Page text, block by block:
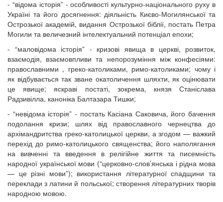
- “відома історія” - особливості культурно-національного руху в
Україні та його досягнення: діяльність Києво-Могилянської та
Острозької академій, видання Острозької біблії, постать Петра
Могили та величезний інтелектуальний потенціал епохи;
- “маловідома історія” - кризові явища в церкві, розвиток,
взаємодія, взаємовпливи та непорозуміння між конфесіями:
православними , греко-католиками, римо-католиками; чому і
як відбувається так зване окатоличення шляхти, як оцінювати
це явище; яскраві постаті, зокрема, князя Станіслава
Радзивілла, каноніка Балтазара Тишки;
- “невідома історія” - постать Касіана Саковича, його бачення
подолання кризи; шлях від православного чернецтва до
архімандритства греко-католицької церкви, а згодом — важкий
перехід до римо-католицького священства; його наполягання
на вивченні та введення в релігійне життя та писемність
народної української мови (“церковно-слов’янська і рідна мова
— це різні мови”); використання літературної спадщини та
переклади з латини й польської; створення літературних творів
народною мовою.